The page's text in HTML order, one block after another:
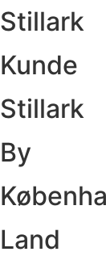
Videre
til
indhold
Stillark
Kunde
Stillark
By
Land